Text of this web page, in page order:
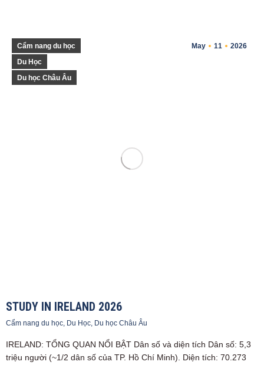
May 11 2026
Cẩm nang du học
Du Học
Du học Châu Âu
STUDY IN IRELAND 2026
Cẩm nang du học, Du Học, Du học Châu Âu
IRELAND: TỔNG QUAN NỔI BẬT Dân số và diện tích Dân số: 5,3
triệu người (~1/2 dân số của TP. Hồ Chí Minh). Diện tích: 70.273